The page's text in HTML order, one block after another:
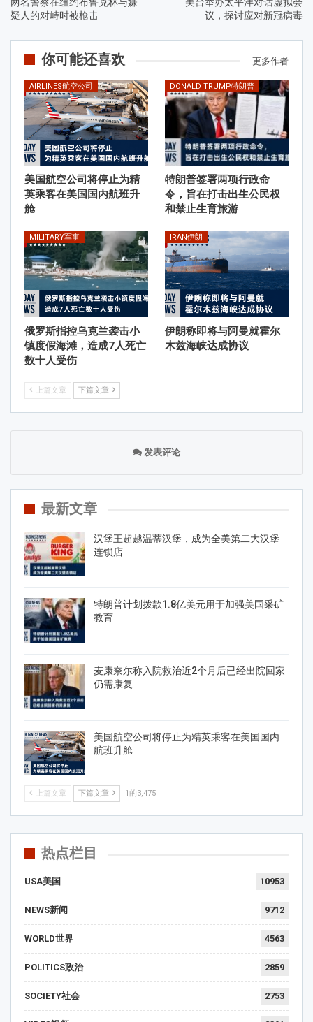
疑人的对峙时被枪击
议，探讨应对新冠病毒
你可能还喜欢 更多作者
AIRLINES航空公司
美国航空公司将停止为精
英乘客在美国国内航班升
舱
DONALD TRUMP特朗普
特朗普签署两项行政命
令，旨在打击出生公民权
和禁止生育旅游
MILITARY军事
俄罗斯指控乌克兰袭击小
镇度假海滩，造成7人死亡
数十人受伤
IRAN伊朗
伊朗称即将与阿曼就霍尔
木兹海峡达成协议
上篇文章 下篇文章
发表评论
最新文章
汉堡王超越温蒂汉堡，成为全美第二大汉堡
连锁店
特朗普计划拨款1.8亿美元用于加强美国采矿
教育
麦康奈尔称入院救治近2个月后已经出院回家
仍需康复
美国航空公司将停止为精英乘客在美国国内
航班升舱
上篇文章 下篇文章 1的3,475
热点栏目
USA美国 10953
NEWS新闻 9712
WORLD世界 4563
POLITICS政治 2859
SOCIETY社会 2753